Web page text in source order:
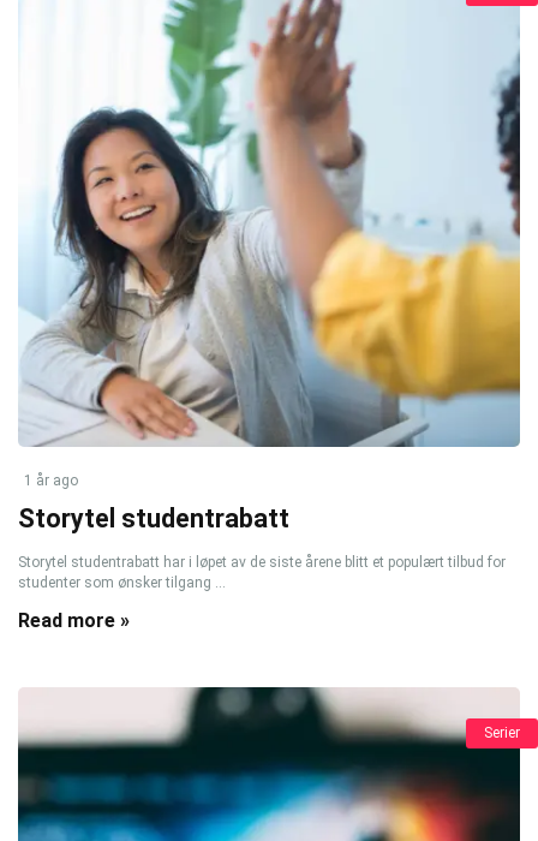
1 år ago
Storytel studentrabatt
Storytel studentrabatt har i løpet av de siste årene blitt et populært tilbud for
studenter som ønsker tilgang ...
Read more »
Serier